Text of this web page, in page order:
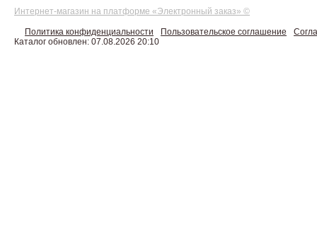
Интернет-магазин на платформе «Электронный заказ» ©
Политика конфиденциальности Пользовательское соглашение
Каталог обновлен: 07.08.2026 20:10